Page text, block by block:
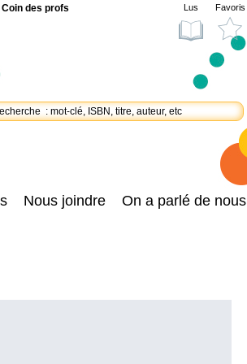
Nous joindre On a parlé de nous
Coin des profs Lus Favoris